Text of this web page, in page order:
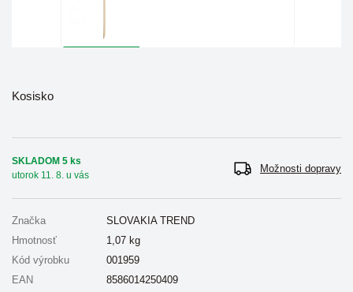
Kosisko
SKLADOM 5 ks
utorok 11. 8. u vás
Možnosti dopravy
Značka
SLOVAKIA TREND
Hmotnosť
1,07 kg
Kód výrobku
001959
EAN
8586014250409